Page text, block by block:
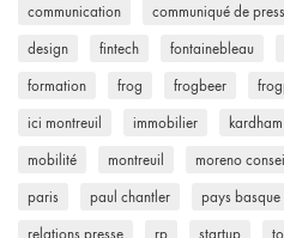
communication communiqué de
design fintech fontainebleau
formation frog frogbeer
ici montreuil immobilier kardham
mobilité montreuil moreno
paris paul chantler pays basque
relations presse rp startup